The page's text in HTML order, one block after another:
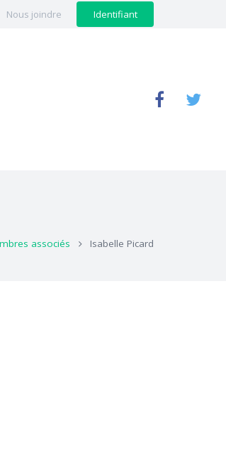
Nous joindre Identifiant
associés Isabelle Picard